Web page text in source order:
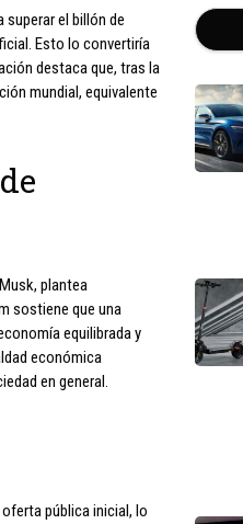
superar el billón de
Esto lo convertiría
destaca que, tras la
mundial, equivalente
plantea
sostiene que una
equilibrada y
económica
en general.
oferta pública inicial, lo